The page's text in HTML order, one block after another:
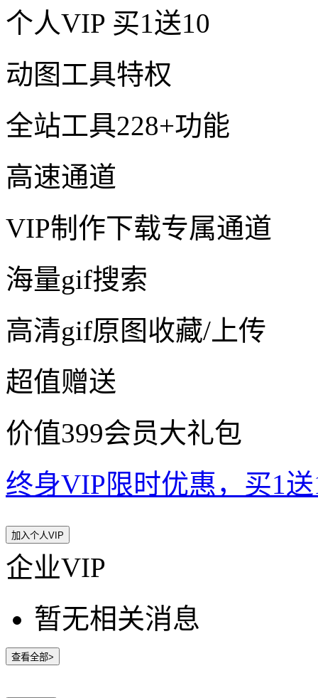
个人VIP 买1送10
动图工具特权
全站工具228+功能
高速通道
VIP制作下载专属通道
海量gif搜索
高清gif原图收藏/上传
超值赠送
价值399会员大礼包
终身VIP限时优惠，买1
加入个人VIP
企业VIP
暂无相关消息
查看全部>